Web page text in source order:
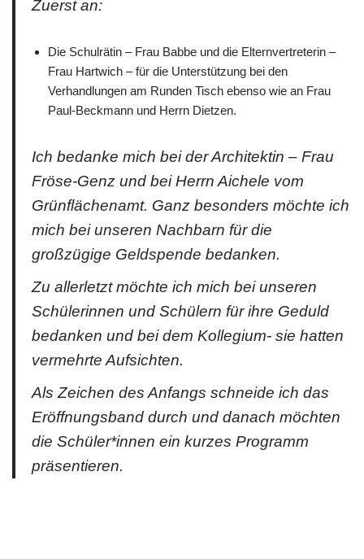
Zuerst an:
Die Schulrätin – Frau Babbe und die Elternvertreterin –
Frau Hartwich – für die Unterstützung bei den
Verhandlungen am Runden Tisch ebenso wie an Frau
Paul-Beckmann und Herrn Dietzen.
Ich bedanke mich bei der Architektin – Frau
Fröse-Genz und bei Herrn Aichele vom
Grünflächenamt. Ganz besonders möchte ich
mich bei unseren Nachbarn für die
großzügige Geldspende bedanken.
Zu allerletzt möchte ich mich bei unseren
Schülerinnen und Schülern für ihre Geduld
bedanken und bei dem Kollegium- sie hatten
vermehrte Aufsichten.
Als Zeichen des Anfangs schneide ich das
Eröffnungsband durch und danach möchten
die Schüler*innen ein kurzes Programm
präsentieren.